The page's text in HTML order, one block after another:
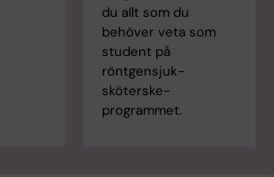
du allt som du
behöver veta som
student på
röntgensjuk­
sköterske­
programmet.